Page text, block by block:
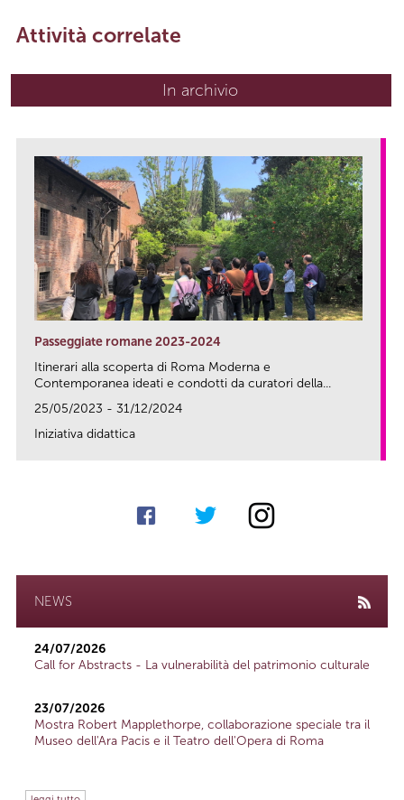
Attività correlate
In archivio
Passeggiate romane 2023-2024
Itinerari alla scoperta di Roma Moderna e
Contemporanea ideati e condotti da curatori della...
25/05/2023 - 31/12/2024
Iniziativa didattica
NEWS
24/07/2026
Call for Abstracts - La vulnerabilità del patrimonio culturale
23/07/2026
Mostra Robert Mapplethorpe, collaborazione speciale tra il
Museo dell'Ara Pacis e il Teatro dell'Opera di Roma